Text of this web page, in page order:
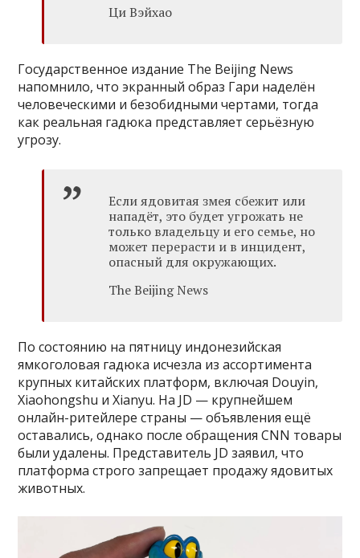
Ци Вэйхао
Государственное издание The Beijing News
напомнило, что экранный образ Гари наделён
человеческими и безобидными чертами, тогда
как реальная гадюка представляет серьёзную
угрозу.
Если ядовитая змея сбежит или
нападёт, это будет угрожать не
только владельцу и его семье, но
может перерасти и в инцидент,
опасный для окружающих.
The Beijing News
По состоянию на пятницу индонезийская
ямкоголовая гадюка исчезла из ассортимента
крупных китайских платформ, включая Douyin,
Xiaohongshu и Xianyu. На JD — крупнейшем
онлайн-ритейлере страны — объявления ещё
оставались, однако после обращения CNN товары
были удалены. Представитель JD заявил, что
платформа строго запрещает продажу ядовитых
животных.